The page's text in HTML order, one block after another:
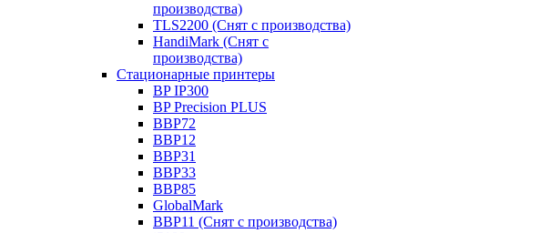
производства)
TLS2200 (Снят с производства)
HandiMark (Снят с
производства)
Стационарные принтеры
BP IP300
BP Precision PLUS
BBP72
BBP12
BBP31
BBP33
BBP85
GlobalMark
BBP11 (Снят с производства)